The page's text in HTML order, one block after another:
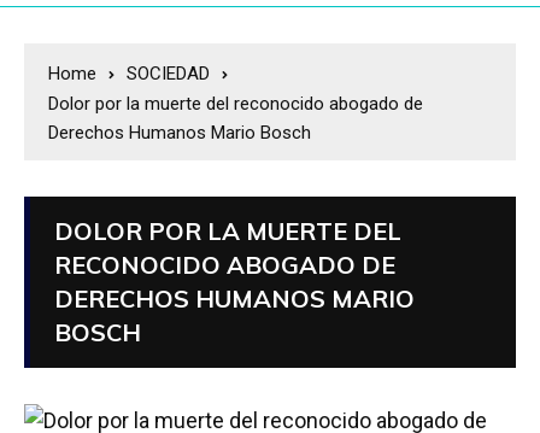
Home
SOCIEDAD
Dolor por la muerte del reconocido abogado de
Derechos Humanos Mario Bosch
DOLOR POR LA MUERTE DEL
RECONOCIDO ABOGADO DE
DERECHOS HUMANOS MARIO
BOSCH